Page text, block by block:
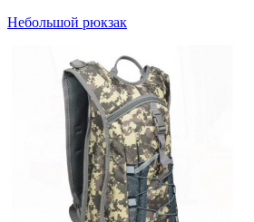
Небольшой рюкзак